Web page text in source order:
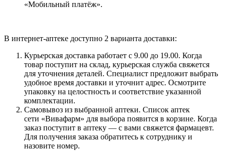
«Мобильный платёж».
В интернет-аптеке доступно 2 варианта доставки:
Курьерская доставка работает с 9.00 до 19.00. Когда
товар поступит на склад, курьерская служба свяжется
для уточнения деталей. Специалист предложит выбрать
удобное время доставки и уточнит адрес. Осмотрите
упаковку на целостность и соответствие указанной
комплектации.
Самовывоз из выбранной аптеки. Список аптек
сети «Вивафарм» для выбора появится в корзине. Когда
заказ поступит в аптеку — с вами свяжется фармацевт.
Для получения заказа обратитесь к сотруднику и
назовите номер.